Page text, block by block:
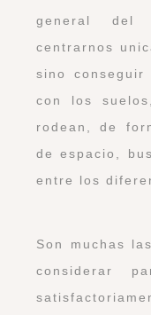
general del
centrarnos
sino conseguir
con los
rodean, de
de espacio,
entre los
Son muchas
considerar